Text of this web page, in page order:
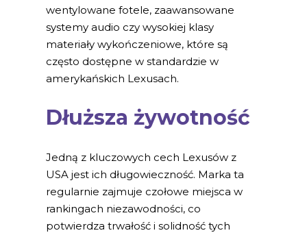
wentylowane fotele, zaawansowane
systemy audio czy wysokiej klasy
materiały wykończeniowe, które są
często dostępne w standardzie w
amerykańskich Lexusach.
Dłuższa żywotność
Jedną z kluczowych cech Lexusów z
USA jest ich długowieczność. Marka ta
regularnie zajmuje czołowe miejsca w
rankingach niezawodności, co
potwierdza trwałość i solidność tych